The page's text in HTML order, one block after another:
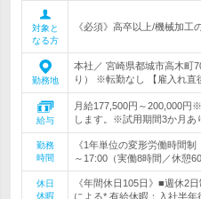
対象と
なる方
《必須》高卒以上/機械加工
勤務地
本社／ 宮崎県都城市高木町
り） ※転勤なし 【雇入れ直
給与
月給177,500円～200,000円
します。※試用期間3か月あ
勤務
時間
《1年単位の変形労働時間
～17:00（実働8時間／休憩
休日
休暇
《年間休日105日》■週休2
による* 有給休暇：入社半年